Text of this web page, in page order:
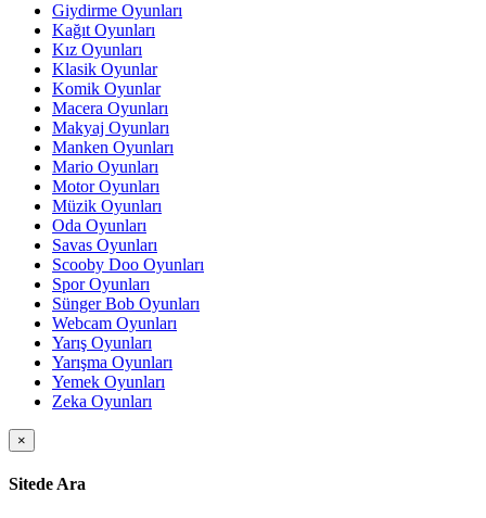
Giydirme Oyunları
Kağıt Oyunları
Kız Oyunları
Klasik Oyunlar
Komik Oyunlar
Macera Oyunları
Makyaj Oyunları
Manken Oyunları
Mario Oyunları
Motor Oyunları
Müzik Oyunları
Oda Oyunları
Savas Oyunları
Scooby Doo Oyunları
Spor Oyunları
Sünger Bob Oyunları
Webcam Oyunları
Yarış Oyunları
Yarışma Oyunları
Yemek Oyunları
Zeka Oyunları
×
Sitede Ara